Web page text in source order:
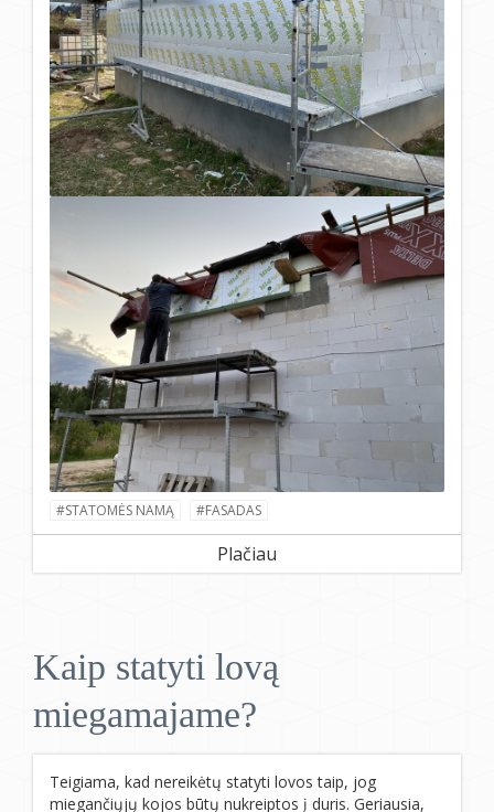
#STATOMĖS NAMĄ #FASADAS
Plačiau
Kaip statyti lovą
miegamajame?
Teigiama, kad nereikėtų statyti lovos taip, jog
miegančiųjų kojos būtų nukreiptos į duris. Geriausia,